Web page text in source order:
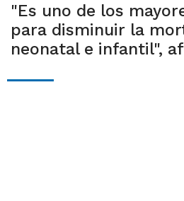
"Es uno de los
para disminuir la
neonatal e infantil",